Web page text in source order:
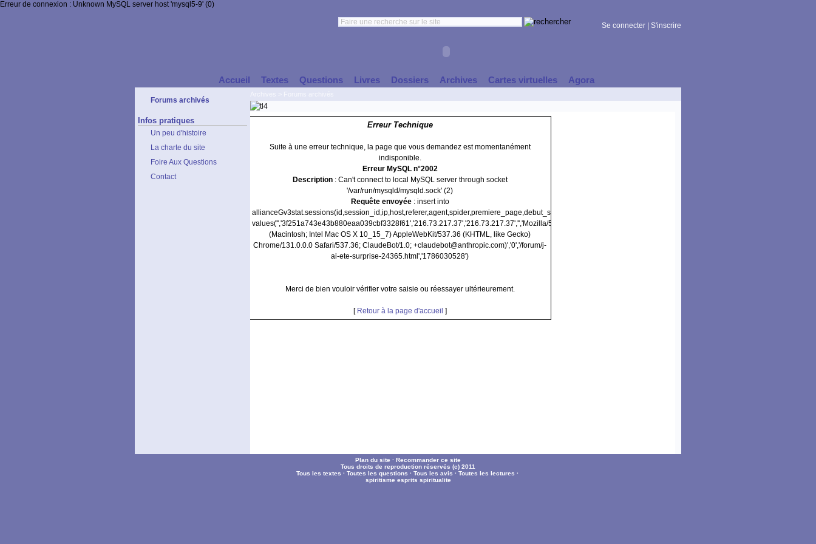
Erreur de connexion : Unknown MySQL server host 'mysql5-9' (0)
Se connecter S'inscrire
Accueil Textes Questions Livres Dossiers Archives Cartes virtuelles Agora
Forums archivés
Infos pratiques
Un peu d'histoire
La charte du site
Foire Aux Questions
Contact
Erreur Technique
Suite à une erreur technique, la page que vous demandez est momentanément
indisponible.
Erreur MySQL n°2002
Description: Can't connect to local MySQL server through socket
'/var/run/mysqld/mysqld.sock' (2)
Requête envoyée: insert into
allianceGv3stat.sessions(id,session_id,ip,host,referer,agent,spider,premiere_page,debut_session)
values('','3f251a743e43b880eaa039cbf3328f61','216.73.217.37','216.73.217.37','','Mozilla/5.0
(Macintosh; Intel Mac OS X 10_15_7) AppleWebKit/537.36 (KHTML, like Gecko)
Chrome/131.0.0.0 Safari/537.36; ClaudeBot/1.0; +claudebot@anthropic.com)','0','/forum/j-
ai-ete-surprise-24365.html','1786030528')
Merci de bien vouloir vérifier votre saisie ou réessayer ultérieurement.
[ Retour à la page d'accueil ]
Plan du site · Recommander ce site
Tous droits de reproduction réservés (c) 2011
Tous les textes · Toutes les questions · Tous les avis · Toutes les lectures ·
spiritisme esprits spiritualite